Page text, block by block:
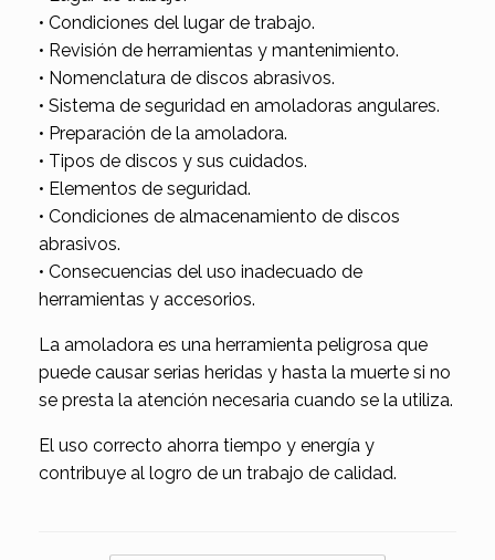
• Condiciones del lugar de trabajo.
• Revisión de herramientas y mantenimiento.
• Nomenclatura de discos abrasivos.
• Sistema de seguridad en amoladoras angulares.
• Preparación de la amoladora.
• Tipos de discos y sus cuidados.
• Elementos de seguridad.
• Condiciones de almacenamiento de discos
abrasivos.
• Consecuencias del uso inadecuado de
herramientas y accesorios.
La amoladora es una herramienta peligrosa que
puede causar serias heridas y hasta la muerte si no
se presta la atención necesaria cuando se la utiliza.
El uso correcto ahorra tiempo y energía y
contribuye al logro de un trabajo de calidad.